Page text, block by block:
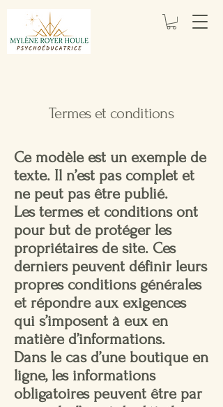
Termes et conditions
Ce modèle est un exemple de
texte. Il n’est pas complet et
ne peut pas être publié.
Les termes et conditions ont
pour but de protéger les
propriétaires de site. Ces
derniers peuvent définir leurs
propres conditions générales
et répondre aux exigences
qui s’imposent à eux en
matière d’informations.
Dans le cas d’une boutique en
ligne, les informations
obligatoires peuvent être par